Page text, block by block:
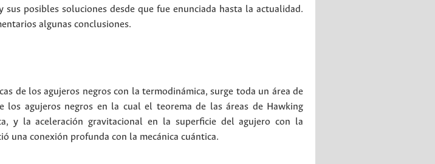
posibles soluciones desde que fue enunciada hasta la actualidad.
algunas conclusiones.
de los agujeros negros con la termodinámica, surge toda un área de
los agujeros negros en la cual el teorema de las áreas de Hawking
y la aceleración gravitacional en la superficie del agujero con la
una conexión profunda con la mecánica cuántica.